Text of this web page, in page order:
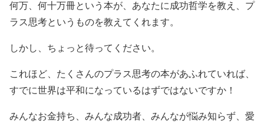
何万、何十万冊という本が、あなたに成功哲学を教え、プ
ラス思考というものを教えてくれます。
しかし、ちょっと待ってください。
これほど、たくさんのプラス思考の本があふれていれば、
すでに世界は平和になっているはずではないですか！
みんなお金持ち、みんな成功者、みんなが悩み知らず、愛